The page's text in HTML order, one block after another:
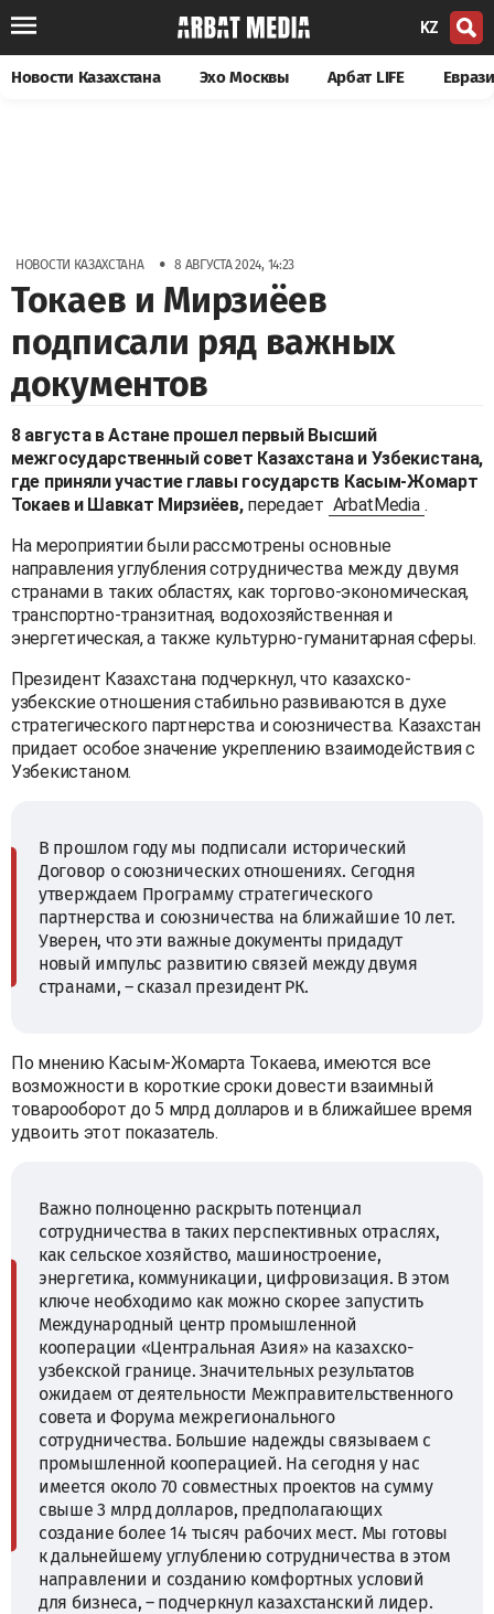
KZ
Новости Казахстана Эхо Москвы Арбат LIFE
НОВОСТИ КАЗАХСТАНА • 8 АВГУСТА 2024, 14:23
Токаев и Мирзиёев
подписали ряд важных
документов
8 августа в Астане прошел первый Высший
межгосударственный совет Казахстана и Узбекистана,
где приняли участие главы государств Касым-Жомарт
Токаев и Шавкат Мирзиёев, передает ArbatMedia .
На мероприятии были рассмотрены основные
направления углубления сотрудничества между двумя
странами в таких областях, как торгово-экономическая,
транспортно-транзитная, водохозяйственная и
энергетическая, а также культурно-гуманитарная сферы.
Президент Казахстана подчеркнул, что казахско-
узбекские отношения стабильно развиваются в духе
стратегического партнерства и союзничества. Казахстан
придает особое значение укреплению взаимодействия с
Узбекистаном.
В прошлом году мы подписали исторический
Договор о союзнических отношениях. Сегодня
утверждаем Программу стратегического
партнерства и союзничества на ближайшие 10 лет.
Уверен, что эти важные документы придадут
новый импульс развитию связей между двумя
странами, – сказал президент РК.
По мнению Касым-Жомарта Токаева, имеются все
возможности в короткие сроки довести взаимный
товарооборот до 5 млрд долларов и в ближайшее время
удвоить этот показатель.
Важно полноценно раскрыть потенциал
сотрудничества в таких перспективных отраслях,
как сельское хозяйство, машиностроение,
энергетика, коммуникации, цифровизация. В этом
ключе необходимо как можно скорее запустить
Международный центр промышленной
кооперации «Центральная Азия» на казахско-
узбекской границе. Значительных результатов
ожидаем от деятельности Межправительственного
совета и Форума межрегионального
сотрудничества. Большие надежды связываем с
промышленной кооперацией. На сегодня у нас
имеется около 70 совместных проектов на сумму
свыше 3 млрд долларов, предполагающих
создание более 14 тысяч рабочих мест. Мы готовы
к дальнейшему углублению сотрудничества в этом
направлении и созданию комфортных условий
для бизнеса, – подчеркнул казахстанский лидер.